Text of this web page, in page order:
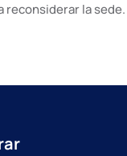
reconsiderar la sede.